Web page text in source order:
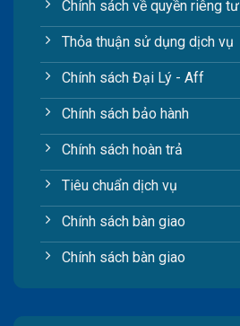
Chính sách về quyền riêng tư
Thỏa thuận sử dụng dịch vụ
Chính sách Đại Lý - Aff
Chính sách bảo hành
Chính sách hoàn trả
Tiêu chuẩn dịch vụ
Chính sách bàn giao
Chính sách bàn giao